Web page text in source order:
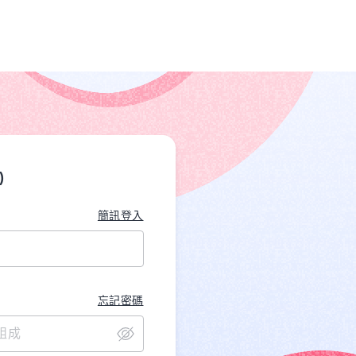
簡訊登入
忘記密碼